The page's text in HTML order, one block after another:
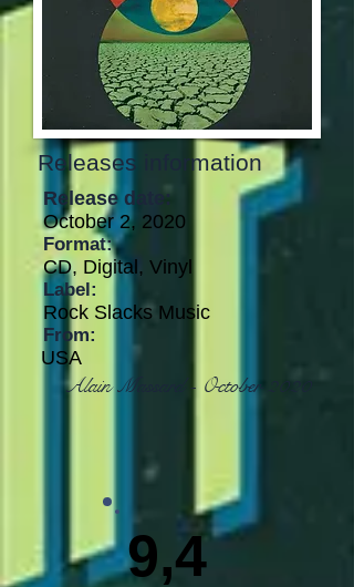
Releases information
Release date:
October 2, 2020
Format:
CD, Digital, Vinyl
Label:
Rock Slacks Music
From:
USA
Alain Massard - October 2020
9,4